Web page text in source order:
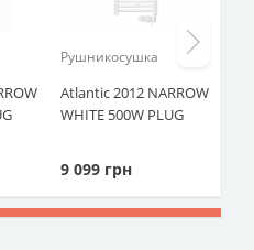
Рушникосушка
Atlantic 2012 NARROW
WHITE 500W PLUG
9 099 грн